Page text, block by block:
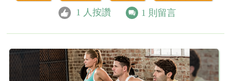
1 人按讚 1 則留言